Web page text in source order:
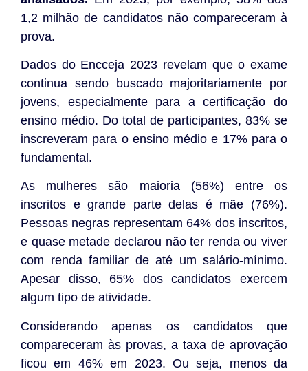
1,2 milhão de candidatos não compareceram à
prova.
Dados do Encceja 2023 revelam que o exame
continua sendo buscado majoritariamente por
jovens, especialmente para a certificação do
ensino médio. Do total de participantes, 83% se
inscreveram para o ensino médio e 17% para o
fundamental.
As mulheres são maioria (56%) entre os
inscritos e grande parte delas é mãe (76%).
Pessoas negras representam 64% dos inscritos,
e quase metade declarou não ter renda ou viver
com renda familiar de até um salário-mínimo.
Apesar disso, 65% dos candidatos exercem
algum tipo de atividade.
Considerando apenas os candidatos que
compareceram às provas, a taxa de aprovação
ficou em 46% em 2023. Ou seja, menos da